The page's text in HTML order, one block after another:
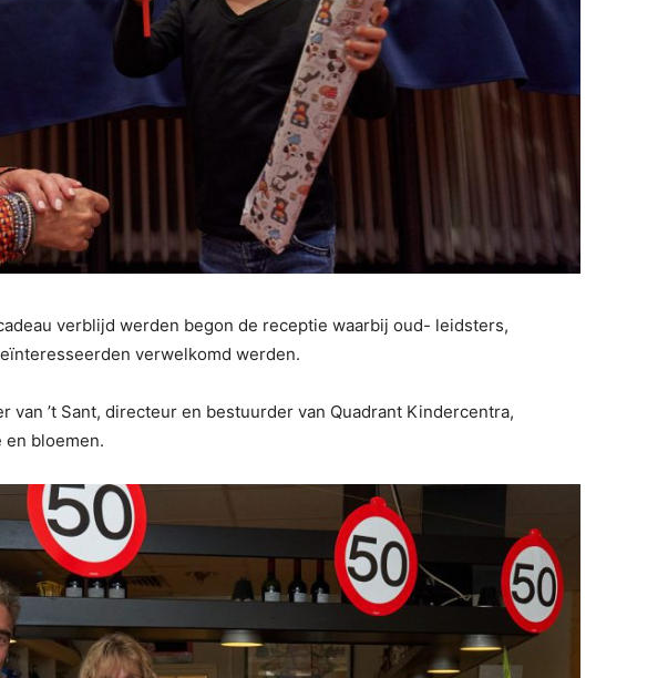
verblijd werden begon de receptie waarbij oud- leidsters,
verwelkomd werden.
van ’t Sant, directeur en bestuurder van Quadrant Kindercentra,
bloemen.